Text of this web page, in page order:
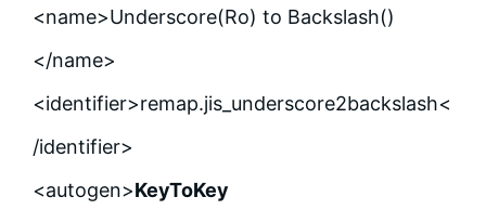
<name>Underscore(Ro) to Backslash()
</name>
<identifier>remap.jis_underscore2backslash<
/identifier>
<autogen>KeyToKey